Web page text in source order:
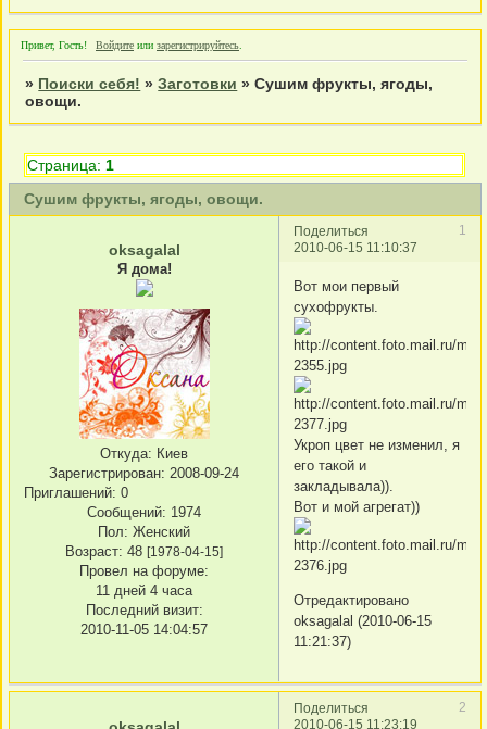
Привет, Гость! Войдите или зарегистрируйтесь
» Поиски себя! »Заготовки »Сушим фрукты, ягоды,
овощи.
Сушим фрукты, ягоды, овощи.
Страница: 1
Поделиться
1
2010-06-15 11:10:37
oksagalal
Я дома!
Откуда: Киев
Зарегистрирован: 2008-09-24
Приглашений: 0
Сообщений: 1974
Пол: Женский
Возраст: 48 [1978-04-15]
Провел на форуме:
11 дней 4 часа
Последний визит:
2010-11-05 14:04:57
Вот мои первый
сухофрукты.
Укроп цвет не изменил, я
его такой и
закладывала)).
Вот и мой агрегат))
Отредактировано
oksagalal (2010-06-15
11:21:37)
Поделиться
2
2010-06-15 11:23:19